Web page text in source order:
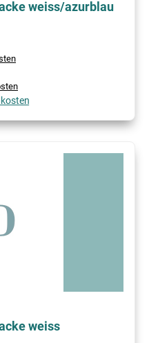
weiss/azurblau
weiss